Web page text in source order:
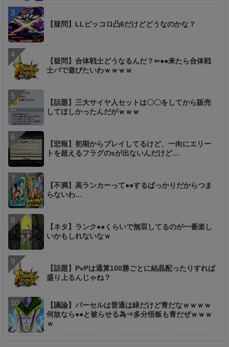
【疑問】LLピッコロ凸6だけどどうなのかな？
【疑問】合体戦士どうなるんだ？⇐●●来たら合体戦
士パで遊びたいわｗｗｗｗ
【話題】三大サイヤ人セットは〇〇をしてから販売
してほしかったんだがｗｗｗ
【悲報】初期からプレイしてるけど、一向にエリー
トを超えるフラグのsが出ないんだけど…
【不満】高ランカーって●●するばっかりだからつま
らないわ…
【ネタ】ランク●●くらいで無双してるのが一番楽し
いかもしれないなｗ
【話題】PvPは通算100勝ごとに結晶配ったりすれば
盛り上るんじゃね？
【議論】パーセルは普通は緑だけど青だなｗｗｗｗ
何故なら●●と被らせる為⇒多分悟飯も青だぜｗｗｗ
ｗ